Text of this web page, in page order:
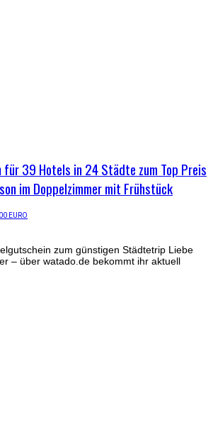
39 Hotels in 24 Städte zum Top Preis
im Doppelzimmer mit Frühstück
EURO
zum günstigen Städtetrip Liebe
– über watado.de bekommt ihr aktuell